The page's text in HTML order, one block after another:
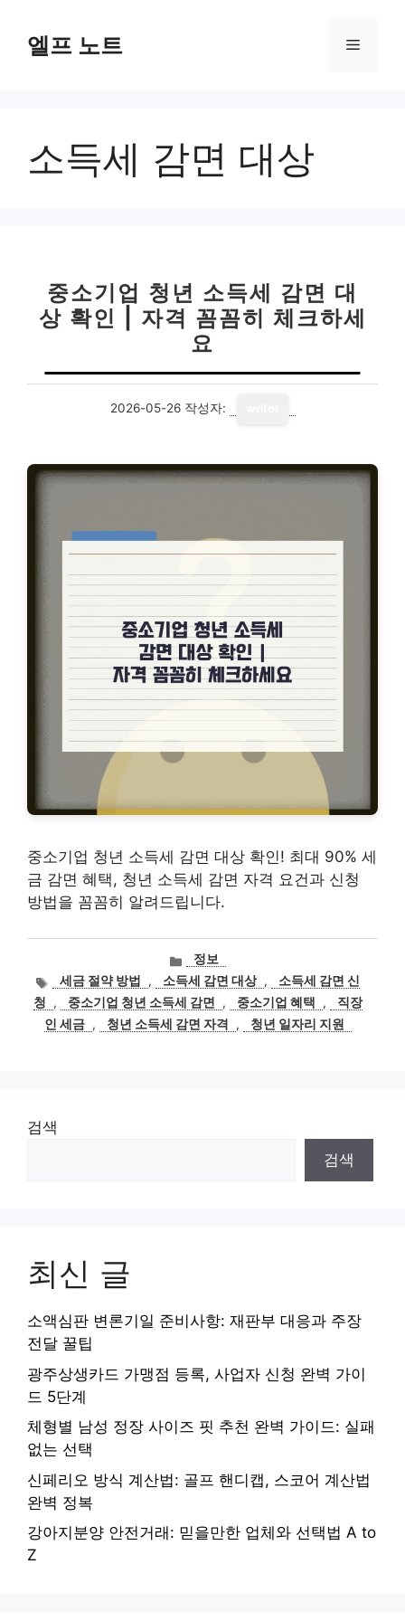
엘프 노트 메
소득세 감면 대상
중소기업 청년 소득세 감면 대
상 확인 | 자격 꼼꼼히 체크하세
요
2026-05-26 작성자:
중소기업 청년 소득세 감면 대상 확인! 최대 90% 세
금 감면 혜택, 청년 소득세 감면 자격 요건과 신청
방법을 꼼꼼히 알려드립니다.
카
테
고
리
정보
태세금 절약 방법 , 소득세 감면 대상 ,
소득세 감면 신
청
, 중소기업 청년 소득세 감면 , 중소기업 혜택 ,
직장
인 세금 , 청년 소득세 감면 자격 , 청년 일자리 지원
검색
검색
최신 글
소액심판 변론기일 준비사항: 재판부 대응과 주장
전달 꿀팁
광주상생카드 가맹점 등록, 사업자 신청 완벽 가이
드 5단계
체형별 남성 정장 사이즈 핏 추천 완벽 가이드: 실패
없는 선택
신페리오 방식 계산법: 골프 핸디캡, 스코어 계산법
완벽 정복
강아지분양 안전거래: 믿을만한 업체와 선택법 A to
Z